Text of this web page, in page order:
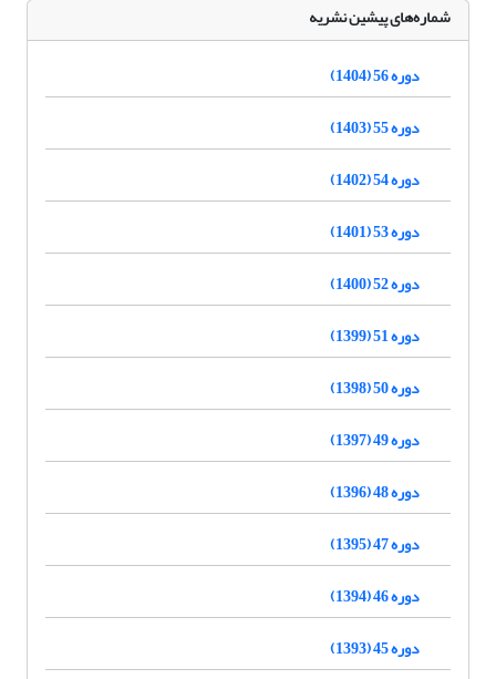
شماره‌های پیشین نشریه
دوره 56 (1404)
دوره 55 (1403)
دوره 54 (1402)
دوره 53 (1401)
دوره 52 (1400)
دوره 51 (1399)
دوره 50 (1398)
دوره 49 (1397)
دوره 48 (1396)
دوره 47 (1395)
دوره 46 (1394)
دوره 45 (1393)